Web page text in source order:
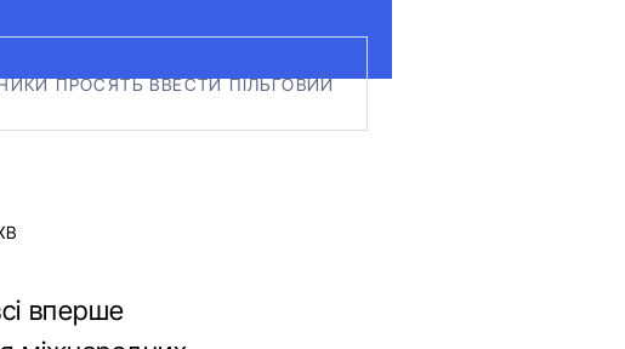
ПРОСЯТЬ ВВЕСТИ ПІЛЬГОВИЙ
вперше